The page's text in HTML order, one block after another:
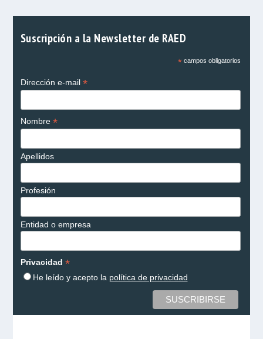
Suscripción a la Newsletter de RAED
*campos obligatorios
Dirección e-mail *
Nombre *
Apellidos
Profesión
Entidad o empresa
Privacidad *
He leído y acepto la política de privacidad